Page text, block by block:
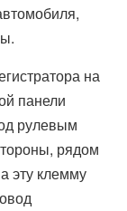
на
панели
рулевым
рядом
эту клемму